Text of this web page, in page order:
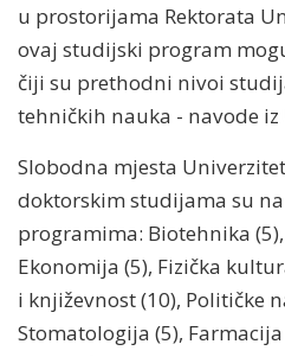
u prostorijama Rektorata
ovaj studijski program
čiji su prethodni nivoi
tehničkih nauka - navode iz
Slobodna mjesta
doktorskim studijama su
programima: Biotehnika
Ekonomija (5), Fizička
i književnost (10), Političke
Stomatologija (5), Farmacija